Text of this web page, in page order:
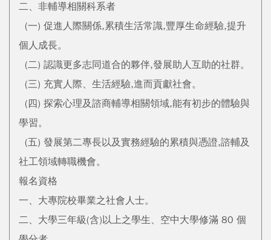
二、非輔導相關科系者
(一) 促進人際關係,累積生活常識,豐厚生命經驗,提升
個人成長。
(二) 認識更多志同道合的夥伴,發展助人互助的社群。
(三) 充實人際、生活經驗,進而貢獻社會。
(四) 探索心理及諮商輔導相關領域,能有初步的體驗與
學習。
(五) 發展第二專長以及實務經驗的累積與憑證,諮輔及
社工領域轉職機會。
報名資格
一、大專院校畢業之社會人士。
二、大學三年級(含)以上之學生、空中大學修滿 80 個